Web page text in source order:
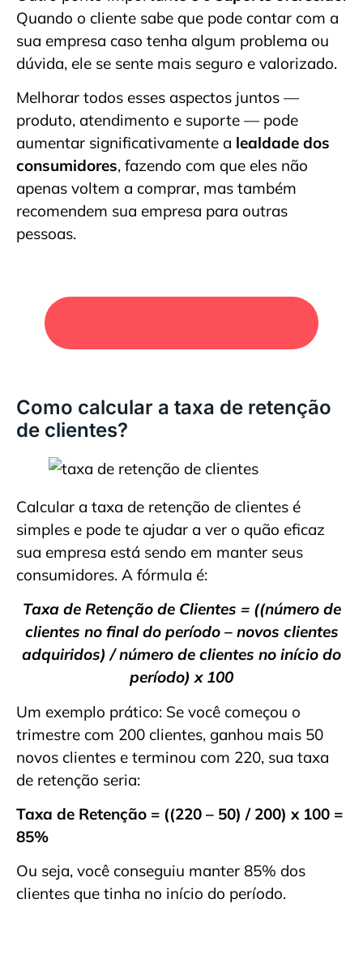
Quando o cliente sabe que pode contar com a
sua empresa caso tenha algum problema ou
dúvida, ele se sente mais seguro e valorizado.
Melhorar todos esses aspectos juntos —
produto, atendimento e suporte — pode
aumentar significativamente a lealdade dos
consumidores, fazendo com que eles não
apenas voltem a comprar, mas também
recomendem sua empresa para outras
pessoas.
Como calcular a taxa de retenção
de clientes?
Calcular a taxa de retenção de clientes é
simples e pode te ajudar a ver o quão eficaz
sua empresa está sendo em manter seus
consumidores. A fórmula é:
Taxa de Retenção de Clientes = ((número de
clientes no final do período – novos clientes
adquiridos) / número de clientes no início do
período) x 100
Um exemplo prático: Se você começou o
trimestre com 200 clientes, ganhou mais 50
novos clientes e terminou com 220, sua taxa
de retenção seria:
Taxa de Retenção = ((220 – 50) / 200) x 100 =
85%
Ou seja, você conseguiu manter 85% dos
clientes que tinha no início do período.